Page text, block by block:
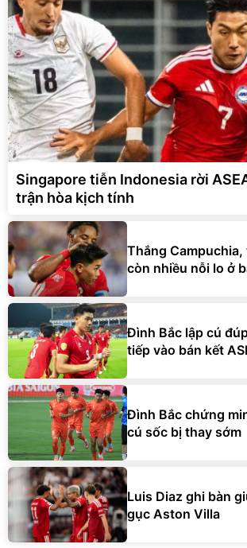
Singapore tiễn Indonesia rời
trận hòa kịch tính
Thắng
còn nhiều nỗi lo ở
Đình Bắc lập cú
tiếp vào bán kết
Đình Bắc chứng
cú sốc bị thay sớm
Luis Diaz ghi bàn
gục Aston Villa